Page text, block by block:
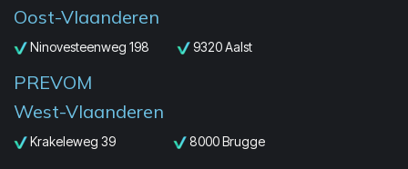
Oost-Vlaanderen
Ninovesteenweg 198 9320 Aalst
PREVOM
West-Vlaanderen
Krakeleweg 39 8000 Brugge